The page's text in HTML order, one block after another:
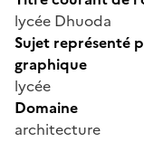
lycée Dhuoda
Sujet représenté
graphique
lycée
Domaine
architecture